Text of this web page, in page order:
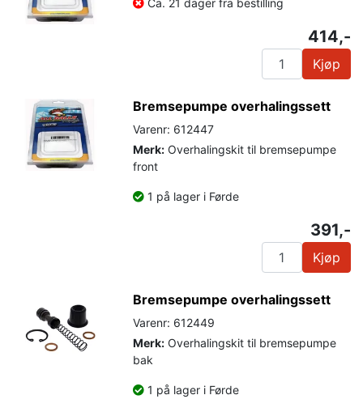
414,-
Kjøp
Bremsepumpe overhalingssett
Varenr: 612447
Merk: Overhalingskit til bremsepumpe
front
1 på lager i Førde
391,-
Kjøp
Bremsepumpe overhalingssett
Varenr: 612449
Merk: Overhalingskit til bremsepumpe
bak
1 på lager i Førde